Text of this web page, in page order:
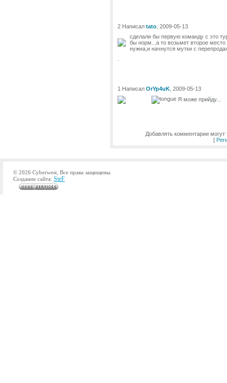
2 Написал tato , 2009-05-13
сделали бы первую команду с это
бы норм...а то возьмет второе
нужна,и начнутся мутки с
1 Написал OrYp4uK , 2009-05-13
Я може прийду...
Добавлять комментарии могут
[
© 2026 Cyberwest, Все права защищены.
Создание сайта: SteF